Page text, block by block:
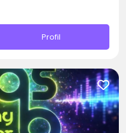
Profil